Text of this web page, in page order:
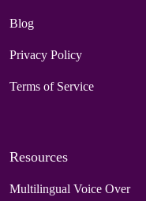
Blog
Privacy Policy
Terms of Service
Resources
Multilingual Voice Over